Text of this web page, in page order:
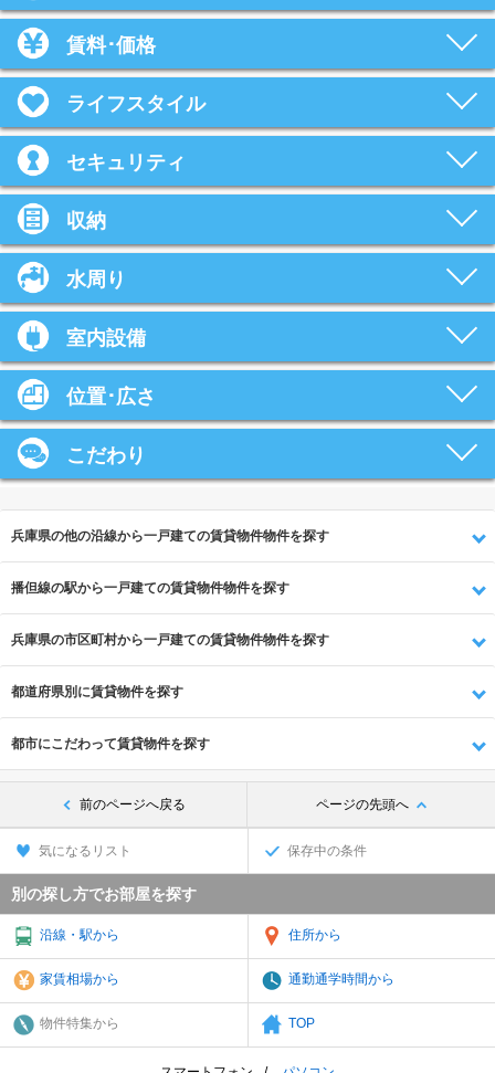
賃料･価格
ライフスタイル
セキュリティ
収納
水周り
室内設備
位置･広さ
こだわり
兵庫県の他の沿線から一戸建ての賃貸物件物件を探す
播但線の駅から一戸建ての賃貸物件物件を探す
兵庫県の市区町村から一戸建ての賃貸物件物件を探す
都道府県別に賃貸物件を探す
都市にこだわって賃貸物件を探す
前のページへ戻る ページの先頭へ
気になるリスト 保存中の条件
別の探し方でお部屋を探す
沿線・駅から 住所から
家賃相場から 通勤通学時間から
物件特集から TOP